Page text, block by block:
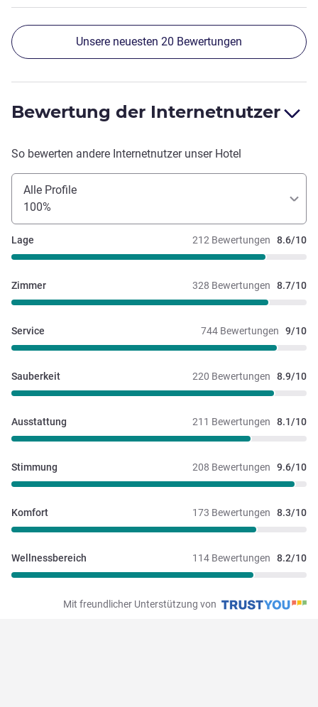
Unsere neuesten 20 Bewertungen
Bewertung der Internetnutzer
So bewerten andere Internetnutzer unser Hotel
Alle Profile
100%
212 Bewertungen 8.6/10
Lage
328 Bewertungen 8.7/10
Zimmer
744 Bewertungen 9/10
Service
220 Bewertungen 8.9/10
Sauberkeit
211 Bewertungen 8.1/10
Ausstattung
208 Bewertungen 9.6/10
Stimmung
173 Bewertungen 8.3/10
Komfort
114 Bewertungen 8.2/10
Wellnessbereich
Mit freundlicher Unterstützung von